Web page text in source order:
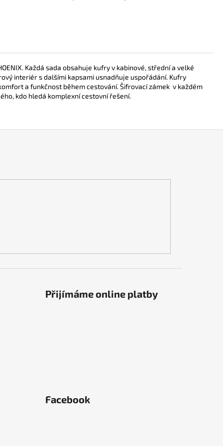
Každá sada obsahuje kufry v kabinové, střední a velké
interiér s dalšími kapsami usnadňuje uspořádání. Kufry
a funkčnost během cestování. Šifrovací zámek v každém
kdo hledá komplexní cestovní řešení.
Přijímáme online platby
Facebook